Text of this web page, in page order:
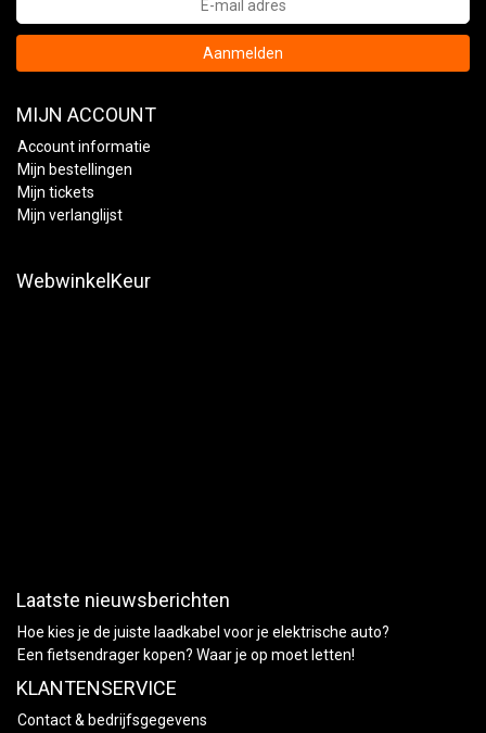
Aanmelden
MIJN ACCOUNT
Account informatie
Mijn bestellingen
Mijn tickets
Mijn verlanglijst
WebwinkelKeur
Laatste nieuwsberichten
Hoe kies je de juiste laadkabel voor je elektrische auto?
Een fietsendrager kopen? Waar je op moet letten!
KLANTENSERVICE
Contact & bedrijfsgegevens